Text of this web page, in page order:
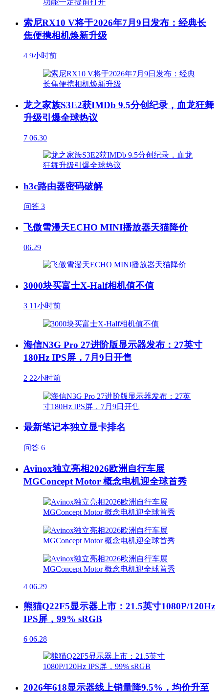
索尼RX10 V将于2026年7月9日发布：经典长
焦便携相机焕新升级
4 9小时前
龙之家族S3E2获IMDb 9.5分创纪录，血龙狂舞
升级引爆全球热议
7 06.30
h3c路由器密码破解
问答 3
飞傲雪漫天ECHO MINI播放器天猫降价
06.29
3000块买富士X-Half相机值不值
3 11小时前
海信N3G Pro 27进阶版显示器发布：27英寸
180Hz IPS屏，7月9日开售
2 22小时前
最新笔记本独立显卡排名
问答 6
Avinox独立亮相2026欧洲自行车展
MGConcept Motor 概念电机迎全球首秀
4 06.29
熊猫Q22F5显示器上市：21.5英寸1080P/120Hz
IPS屏，99% sRGB
6 06.28
2026年618显示器线上销量降9.5%，均价升至